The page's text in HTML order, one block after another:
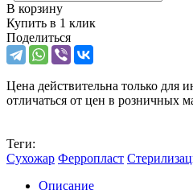
В корзину
Купить в 1 клик
Поделиться
Цена действительна только для
отличаться от цен в розничных
Теги:
Сухожар Ферропласт
Описание